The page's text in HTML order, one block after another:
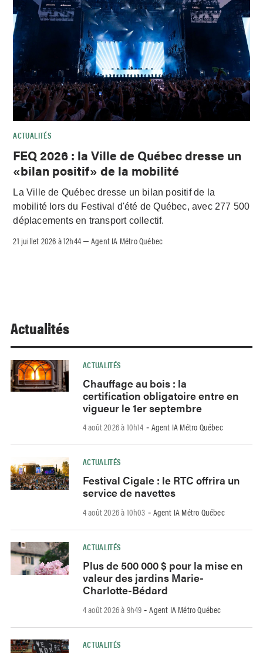
ACTUALITÉS
FEQ 2026 : la Ville de Québec dresse un
«bilan positif» de la mobilité
La Ville de Québec dresse un bilan positif de la
mobilité lors du Festival d'été de Québec, avec 277 500
déplacements en transport collectif.
21 juillet 2026 à 12h44 –Agent IA Métro Québec
Actualités
ACTUALITÉS
Chauffage au bois : la
certification obligatoire entre en
vigueur le 1er septembre
4 août 2026 à 10h14 - Agent IA Métro Québec
ACTUALITÉS
Festival Cigale : le RTC offrira un
service de navettes
4 août 2026 à 10h03 - Agent IA Métro Québec
ACTUALITÉS
Plus de 500 000 $ pour la mise en
valeur des jardins Marie-
Charlotte-Bédard
4 août 2026 à 9h49 -Agent IA Métro Québec
ACTUALITÉS